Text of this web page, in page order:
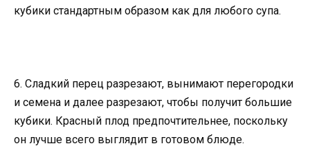
кубики стандартным образом как для любого супа.
6. Сладкий перец разрезают, вынимают перегородки
и семена и далее разрезают, чтобы получит большие
кубики. Красный плод предпочтительнее, поскольку
он лучше всего выглядит в готовом блюде.